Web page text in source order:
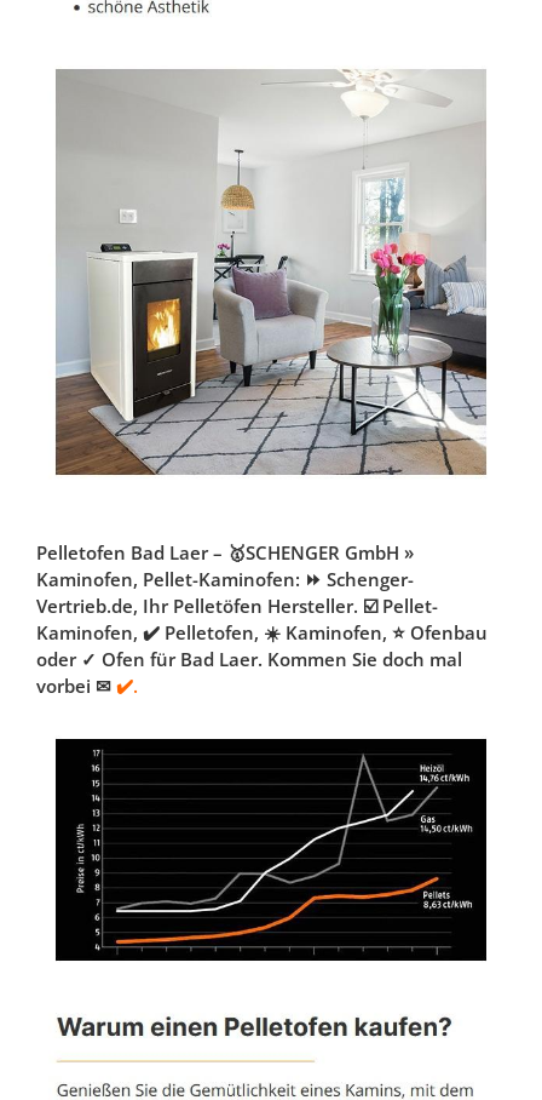
Pelletofen Bad Laer – 🥇SCHENGER GmbH »
Kaminofen, Pellet-Kaminofen: ⏩ Schenger-
Vertrieb.de, Ihr Pelletöfen Hersteller. ☑️ Pellet-
Kaminofen, ✔️ Pelletofen, ☀️ Kaminofen, ⭐ Ofenbau
oder ✓ Ofen für Bad Laer. Kommen Sie doch mal
vorbei ✉ ✔️.